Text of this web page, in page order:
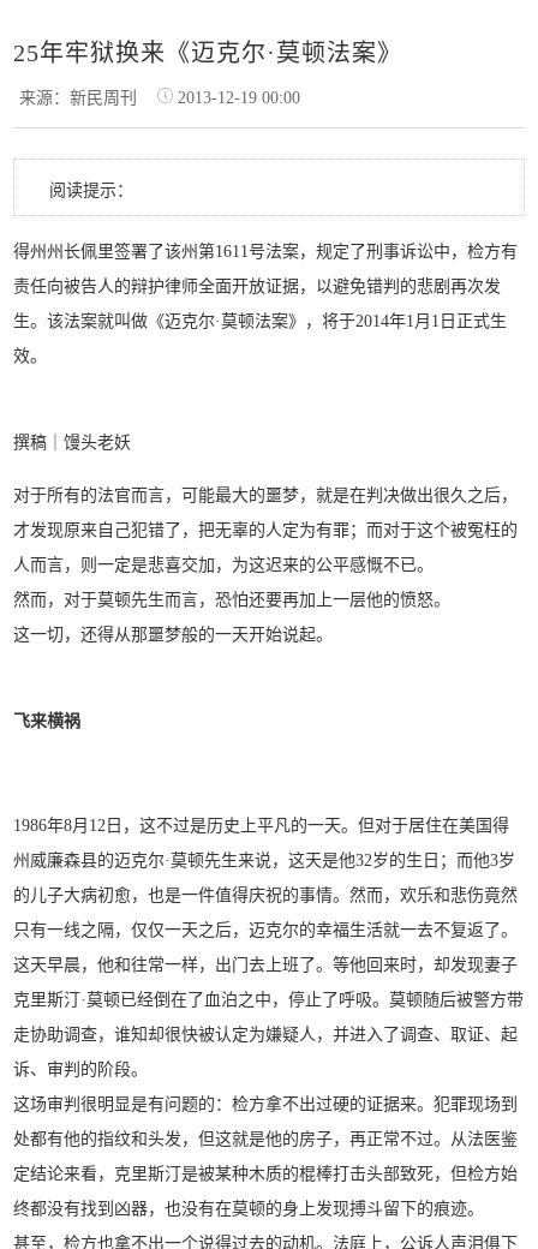
25年牢狱换来《迈克尔·莫顿法案》
来源：新民周刊 2013-12-19 00:00
阅读提示：
得州州长佩里签署了该州第1611号法案，规定了刑事诉讼中，检方有
责任向被告人的辩护律师全面开放证据，以避免错判的悲剧再次发
生。该法案就叫做《迈克尔·莫顿法案》，将于2014年1月1日正式生
效。
撰稿｜馒头老妖
对于所有的法官而言，可能最大的噩梦，就是在判决做出很久之后，
才发现原来自己犯错了，把无辜的人定为有罪；而对于这个被冤枉的
人而言，则一定是悲喜交加，为这迟来的公平感慨不已。
然而，对于莫顿先生而言，恐怕还要再加上一层他的愤怒。
这一切，还得从那噩梦般的一天开始说起。
飞来横祸
1986年8月12日，这不过是历史上平凡的一天。但对于居住在美国得
州威廉森县的迈克尔·莫顿先生来说，这天是他32岁的生日；而他3岁
的儿子大病初愈，也是一件值得庆祝的事情。然而，欢乐和悲伤竟然
只有一线之隔，仅仅一天之后，迈克尔的幸福生活就一去不复返了。
这天早晨，他和往常一样，出门去上班了。等他回来时，却发现妻子
克里斯汀·莫顿已经倒在了血泊之中，停止了呼吸。莫顿随后被警方带
走协助调查，谁知却很快被认定为嫌疑人，并进入了调查、取证、起
诉、审判的阶段。
这场审判很明显是有问题的：检方拿不出过硬的证据来。犯罪现场到
处都有他的指纹和头发，但这就是他的房子，再正常不过。从法医鉴
定结论来看，克里斯汀是被某种木质的棍棒打击头部致死，但检方始
终都没有找到凶器，也没有在莫顿的身上发现搏斗留下的痕迹。
甚至，检方也拿不出一个说得过去的动机。法庭上，公诉人声泪俱下